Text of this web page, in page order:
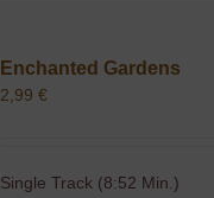
Enchanted Gardens
2,99€
Single Track (8:52 Min.)